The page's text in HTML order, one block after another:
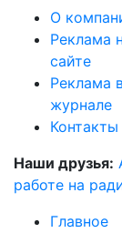
О
Реклама
сайте
Реклама
журнале
Контакты
Наши друзья:
работе на
Главное